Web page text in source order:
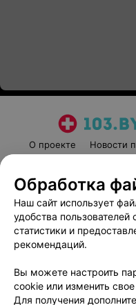
О проекте Новости
Пользовательское
Написать
Обработка
Обработка
Наш сайт использует
удобства пользователей
статистики и
рекомендаций.
Вы можете настроить
cookie или изменить
Для получения